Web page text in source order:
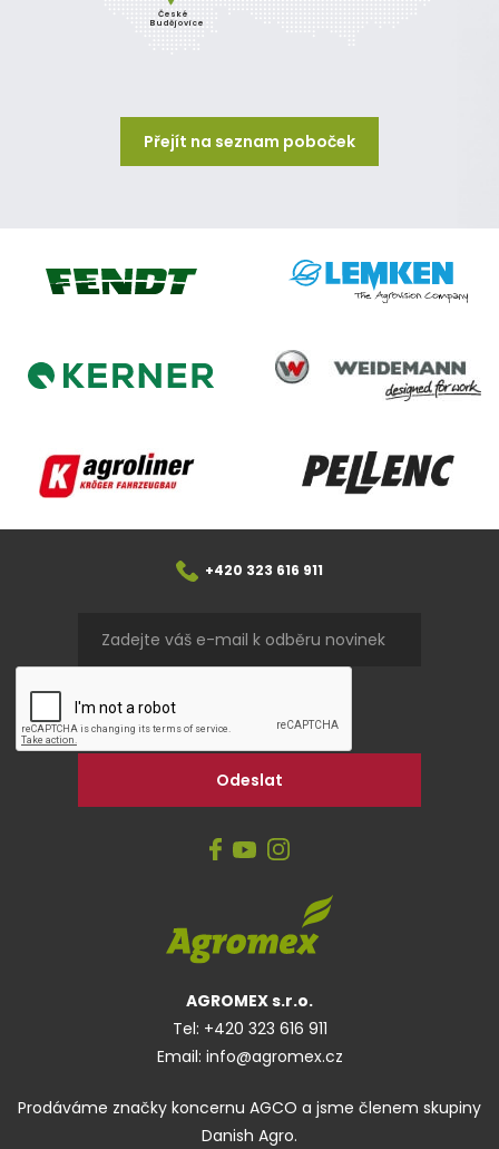
České
Budějovice
Přejít na seznam poboček
Fendt Lemken
Kerner
Weidemann
Agroliner Pellenc
+420 323 616 911
AGROMEX s.r.o.
Tel: +420 323 616 911
Email: info@agromex.cz
Prodáváme značky koncernu AGCO a jsme členem skupiny
Danish Agro.